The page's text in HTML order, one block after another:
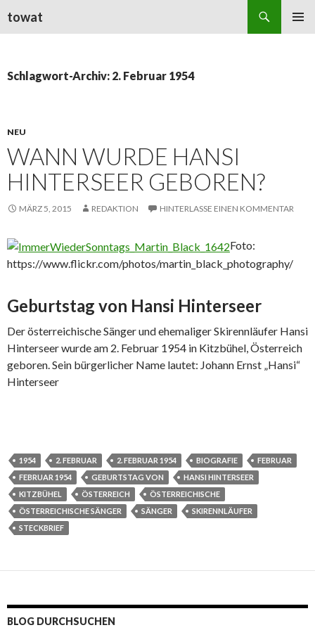
towat
Schlagwort-Archiv: 2. Februar 1954
NEU
WANN WURDE HANSI
HINTERSEER GEBOREN?
MÄRZ 5, 2015 REDAKTION HINTERLASSE EINEN KOMMENTAR
Foto:
https://www.flickr.com/photos/martin_black_photography/
Geburtstag von Hansi Hinterseer
Der österreichische Sänger und ehemaliger Skirennläufer Hansi
Hinterseer wurde am 2. Februar 1954 in Kitzbühel, Österreich
geboren. Sein bürgerlicher Name lautet: Johann Ernst „Hansi“
Hinterseer
1954 2. FEBRUAR 2. FEBRUAR 1954 BIOGRAFIE
FEBRUAR
FEBRUAR 1954
GEBURTSTAG VON
HANSI HINTERSEER
KITZBÜHEL
ÖSTERREICH
ÖSTERREICHISCHE
ÖSTERREICHISCHE SÄNGER
SÄNGER
SKIRENNLÄUFER
STECKBRIEF
BLOG DURCHSUCHEN